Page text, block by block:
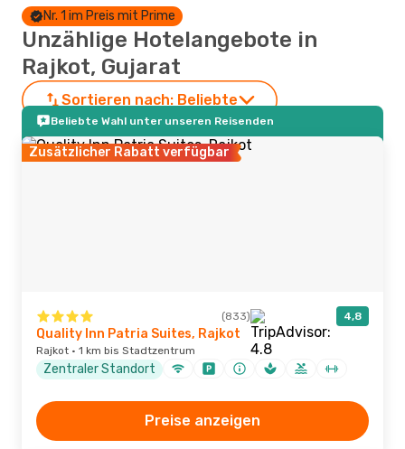
Nr. 1 im Preis mit Prime
Unzählige Hotelangebote in
Rajkot, Gujarat
Sortieren nach: Beliebte
Beliebte Wahl unter unseren Reisenden
Zusätzlicher Rabatt verfügbar
(833) 4,8
Quality Inn Patria Suites, Rajkot
Rajkot · 1 km bis Stadtzentrum
Zentraler Standort
Preise anzeigen